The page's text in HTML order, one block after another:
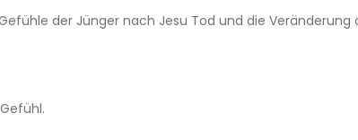
der Jünger nach Jesu Tod und die